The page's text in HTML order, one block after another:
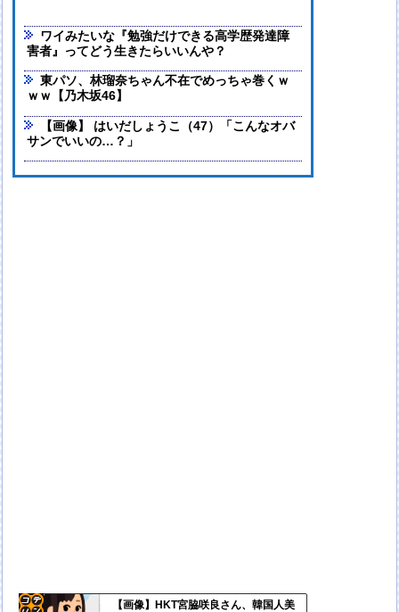
ワイみたいな『勉強だけできる高学歴発達障
害者』ってどう生きたらいいんや？
東パソ、林瑠奈ちゃん不在でめっちゃ巻くｗ
ｗｗ【乃木坂46】
【画像】 はいだしょうこ（47）「こんなオバ
サンでいいの…？」
【画像】HKT宮脇咲良さん、韓国人美